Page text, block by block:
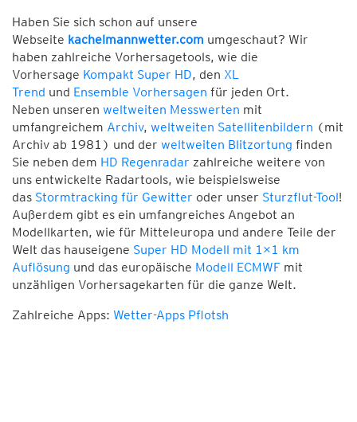
Haben Sie sich schon auf unsere
Webseite kachelmannwetter.com umgeschaut? Wir
haben zahlreiche Vorhersagetools, wie die
Vorhersage Kompakt Super HD, den XL
Trend und Ensemble Vorhersagen für jeden Ort.
Neben unseren weltweiten Messwerten mit
umfangreichem Archiv, weltweiten Satellitenbildern (mit
Archiv ab 1981) und der weltweiten Blitzortung finden
Sie neben dem HD Regenradar zahlreiche weitere von
uns entwickelte Radartools, wie beispielsweise
das Stormtracking für Gewitter oder unser Sturzflut-Tool!
Außerdem gibt es ein umfangreiches Angebot an
Modellkarten, wie für Mitteleuropa und andere Teile der
Welt das hauseigene Super HD Modell mit 1×1 km
Auflösung und das europäische Modell ECMWF mit
unzähligen Vorhersagekarten für die ganze Welt.
Zahlreiche Apps: Wetter-Apps Pflotsh